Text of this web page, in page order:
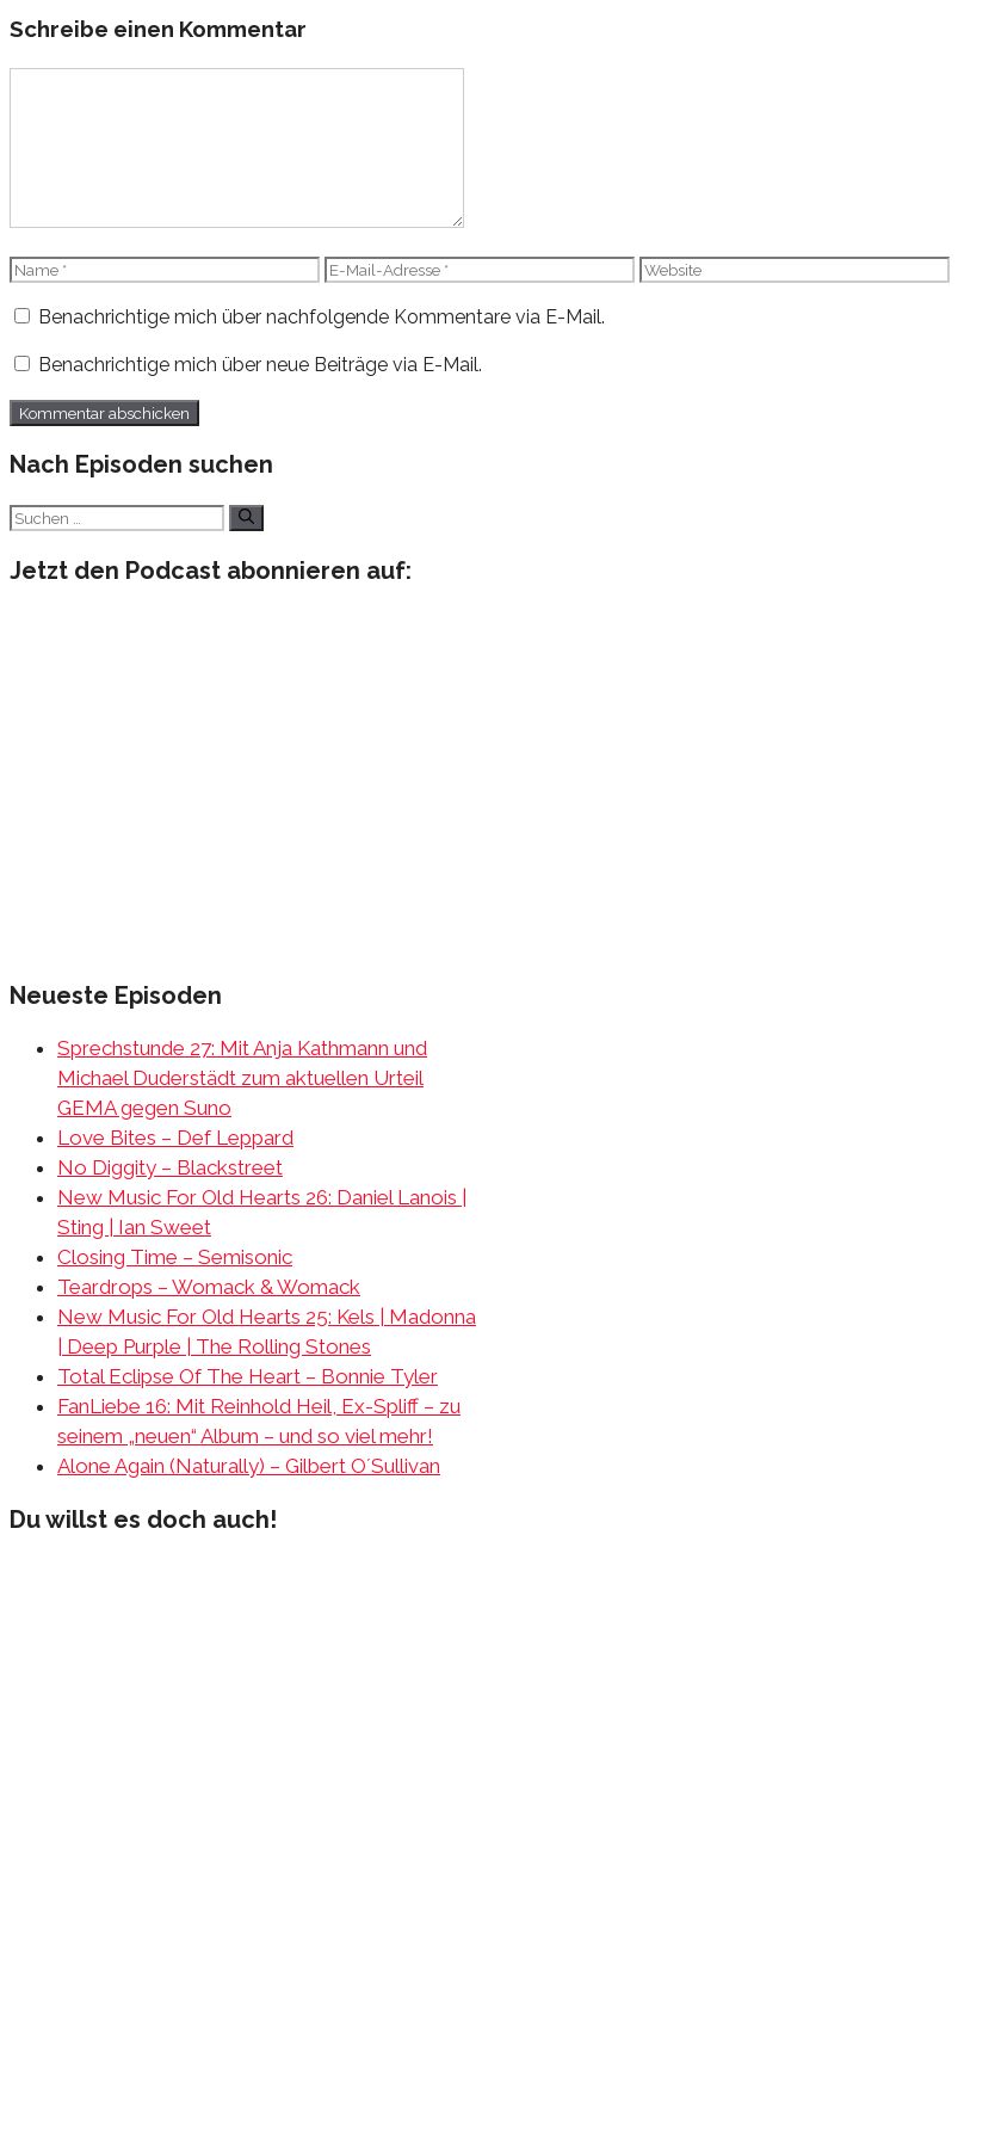
Schreibe einen Kommentar
Name
E-
Adresse
Website
Benachrichtige mich über nachfolgende Kommentare via E-Mail.
Benachrichtige mich über neue Beiträge via E-Mail.
Nach Episoden suchen
Suchen
Jetzt den Podcast abonnieren auf:
Neueste Episoden
Sprechstunde 27: Mit Anja Kathmann und
Michael Duderstädt zum aktuellen Urteil
GEMA gegen Suno
Love Bites – Def Leppard
No Diggity – Blackstreet
New Music For Old Hearts 26: Daniel Lanois |
Sting | Ian Sweet
Closing Time – Semisonic
Teardrops – Womack & Womack
New Music For Old Hearts 25: Kels | Madonna
| Deep Purple | The Rolling Stones
Total Eclipse Of The Heart – Bonnie Tyler
FanLiebe 16: Mit Reinhold Heil, Ex-Spliff – zu
seinem „neuen“ Album – und so viel mehr!
Alone Again (Naturally) – Gilbert O´Sullivan
Du willst es doch auch!